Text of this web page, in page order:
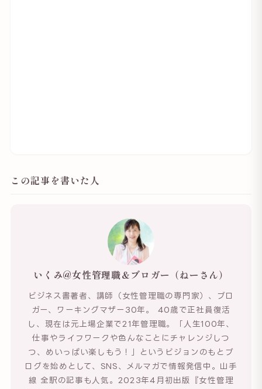
この記事を書いた人
いくみ@女性管理職＆ブロガー（ねーさん）
ビジネス書著者、講師（女性管理職の専門家）、ブロ
ガー、ワーキングマザー30年。 40歳で正社員復活
し、現在は元上場企業で21年管理職。「人生100年、
仕事やライフワークや色んなことにチャレンジしつ
つ、めいっぱい楽しもう！」というビジョンのもとブ
ログを始めとして、SNS、メルマガで情報発信中。山手
線 全駅の記事も人気。2023年4月初出版『女性管理